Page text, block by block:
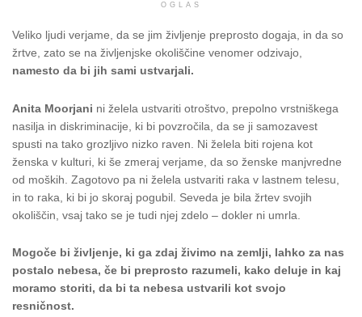
OGLAS
Veliko ljudi verjame, da se jim življenje preprosto dogaja, in da so
žrtve, zato se na življenjske okoliščine venomer odzivajo,
namesto da bi jih sami ustvarjali.
Anita Moorjani ni želela ustvariti otroštvo, prepolno vrstniškega
nasilja in diskriminacije, ki bi povzročila, da se ji samozavest
spusti na tako grozljivo nizko raven. Ni želela biti rojena kot
ženska v kulturi, ki še zmeraj verjame, da so ženske manjvredne
od moških. Zagotovo pa ni želela ustvariti raka v lastnem telesu,
in to raka, ki bi jo skoraj pogubil. Seveda je bila žrtev svojih
okoliščin, vsaj tako se je tudi njej zdelo – dokler ni umrla.
Mogoče bi življenje, ki ga zdaj živimo na zemlji, lahko za nas
postalo nebesa, če bi preprosto razumeli, kako deluje in kaj
moramo storiti, da bi ta nebesa ustvarili kot svojo
resničnost.